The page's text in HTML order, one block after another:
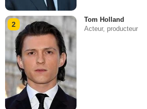
2
Tom Holland
Acteur, producteur